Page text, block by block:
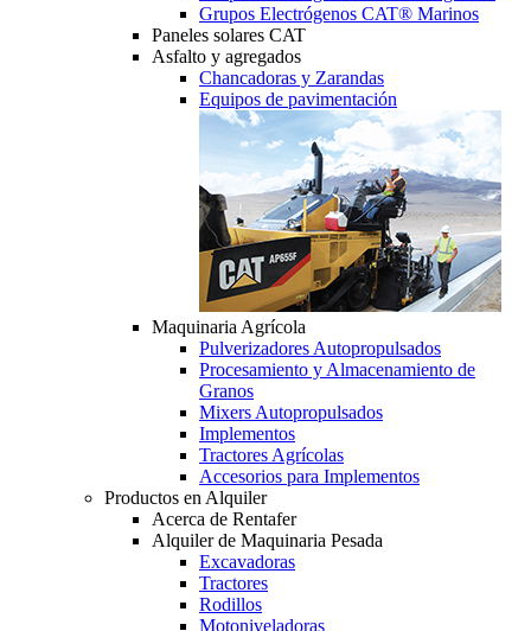
Grupos Electrógenos CAT® Marinos
Paneles solares CAT
Asfalto y agregados
Chancadoras y Zarandas
Equipos de pavimentación
Maquinaria Agrícola
Pulverizadores Autopropulsados
Procesamiento y Almacenamiento de
Granos
Mixers Autopropulsados
Implementos
Tractores Agrícolas
Accesorios para Implementos
Productos en Alquiler
Acerca de Rentafer
Alquiler de Maquinaria Pesada
Excavadoras
Tractores
Rodillos
Motoniveladoras